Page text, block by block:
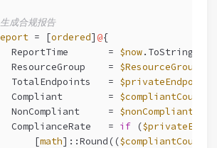
成合规报告
= [ordered] @{
ReportTime       =
$now.ToString(
ResourceGroup    =
TotalEndpoints   =
$privateEndpoints
Compliant        =
$compliantCount
NonCompliant     =
ComplianceRate   =
if (
[
math]::Round(($compliantCount